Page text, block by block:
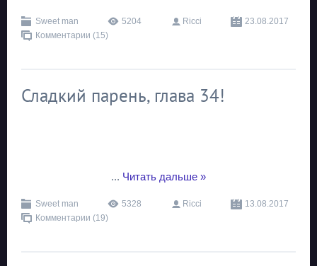
Sweet man 5204 Ricci
23.08.2017
Комментарии (15)
Сладкий парень, глава 34!
... Читать дальше »
Sweet man 5328 Ricci
13.08.2017
Комментарии (19)